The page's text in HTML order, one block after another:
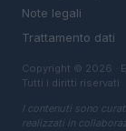
Note legali
Trattamento dati
Copyright © 2026 ·
Tutti i diritti riservati
I contenuti sono
realizzati in